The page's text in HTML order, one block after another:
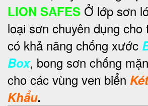
LION SAFES Ở lớp sơn
loại sơn chuyên dụng cho
có khả năng chống xước
Box, bong sơn chống
cho các vùng ven biển
Khẩu.